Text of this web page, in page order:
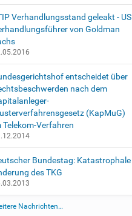
Verhandlungsstand geleakt - US
von Goldman
entscheidet über
nach dem
(KapMuG)
Telekom-Verfahren
Bundestag: Katastrophale
des TKG
Nachrichten…